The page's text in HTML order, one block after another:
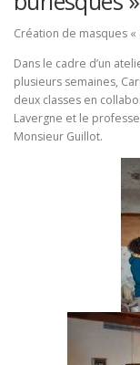
SECTEUR
Création de masques «
Dans le cadre d’un
plusieurs semaines,
deux classes en
Lavergne et le
Monsieur Guillot.